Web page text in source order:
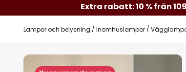
Extra rabatt: 10 % från
Lampor och belysning Inomhuslampor
Hoppa